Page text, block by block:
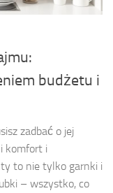
budżetu i
zadbać o jej
komfort i
to nie tylko garnki i
– wszystko, co